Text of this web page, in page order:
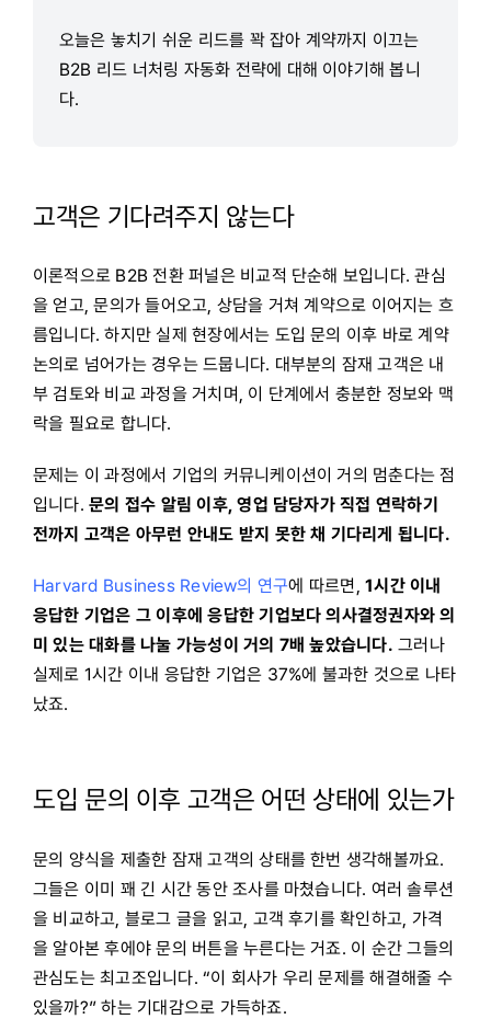
오늘은 놓치기 쉬운 리드를 꽉 잡아 계약까지 이끄는
B2B 리드 너처링 자동화 전략에 대해 이야기해 봅니
다.
고객은 기다려주지 않는다
이론적으로 B2B 전환 퍼널은 비교적 단순해 보입니다. 관심
을 얻고, 문의가 들어오고, 상담을 거쳐 계약으로 이어지는 흐
름입니다. 하지만 실제 현장에서는 도입 문의 이후 바로 계약
논의로 넘어가는 경우는 드뭅니다. 대부분의 잠재 고객은 내
부 검토와 비교 과정을 거치며, 이 단계에서 충분한 정보와 맥
락을 필요로 합니다.
문제는 이 과정에서 기업의 커뮤니케이션이 거의 멈춘다는 점
입니다.문의 접수 알림 이후, 영업 담당자가 직접 연락하기
전까지 고객은 아무런 안내도 받지 못한 채 기다리게 됩니다.
Harvard Business Review의 연구에 따르면,1시간 이내
응답한 기업은 그 이후에 응답한 기업보다 의사결정권자와 의
미 있는 대화를 나눌 가능성이 거의 7배 높았습니다. 그러나
실제로 1시간 이내 응답한 기업은 37%에 불과한 것으로 나타
났죠.
도입 문의 이후 고객은 어떤 상태에 있는가
문의 양식을 제출한 잠재 고객의 상태를 한번 생각해볼까요.
그들은 이미 꽤 긴 시간 동안 조사를 마쳤습니다. 여러 솔루션
을 비교하고, 블로그 글을 읽고, 고객 후기를 확인하고, 가격
을 알아본 후에야 문의 버튼을 누른다는 거죠. 이 순간 그들의
관심도는 최고조입니다. “이 회사가 우리 문제를 해결해줄 수
있을까?” 하는 기대감으로 가득하죠.